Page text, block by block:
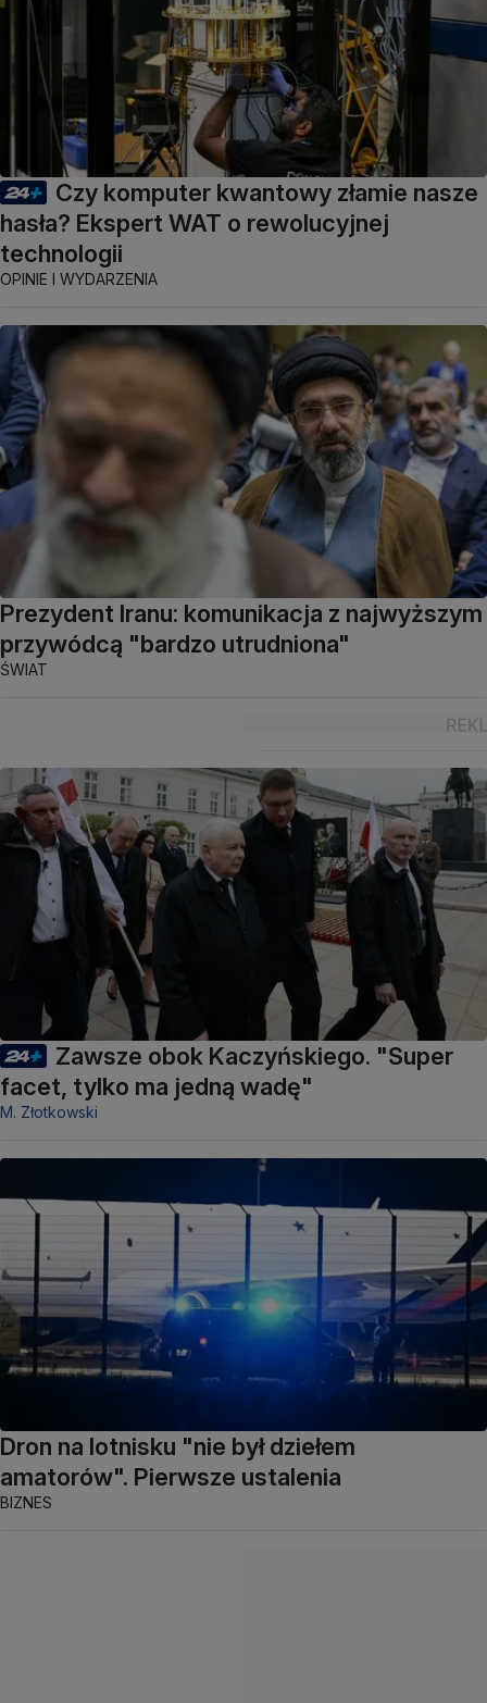
Czy komputer kwantowy złamie nasze
hasła? Ekspert WAT o rewolucyjnej
technologii
OPINIE I WYDARZENIA
Prezydent Iranu: komunikacja z najwyższym
przywódcą "bardzo utrudniona"
ŚWIAT
Zawsze obok Kaczyńskiego. "Super
facet, tylko ma jedną wadę"
M. Złotkowski
Dron na lotnisku "nie był dziełem
amatorów". Pierwsze ustalenia
BIZNES